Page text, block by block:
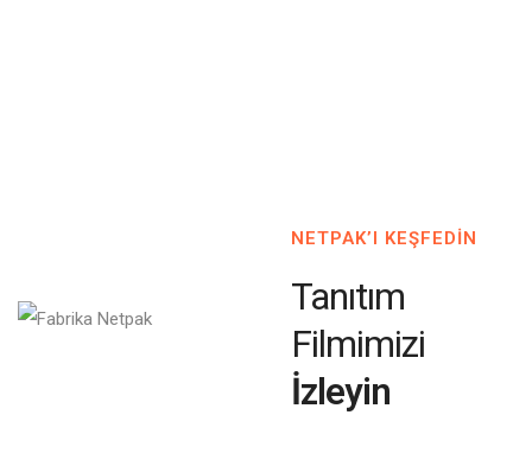
NETPAK’I KEŞFEDİN
Tanıtım
Filmimizi
İzleyin